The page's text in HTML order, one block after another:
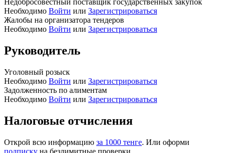
Недобросовестный поставщик государственных закупок
Необходимо Войти или Зарегистрироваться
Жалобы на организатора тендеров
Необходимо Войти или Зарегистрироваться
Руководитель
Уголовный розыск
Необходимо Войти или Зарегистрироваться
Задолженность по алиментам
Необходимо Войти или Зарегистрироваться
Налоговые отчисления
Открой всю информацию за 1000 тенге. Или оформи
подписку на безлимитные проверки